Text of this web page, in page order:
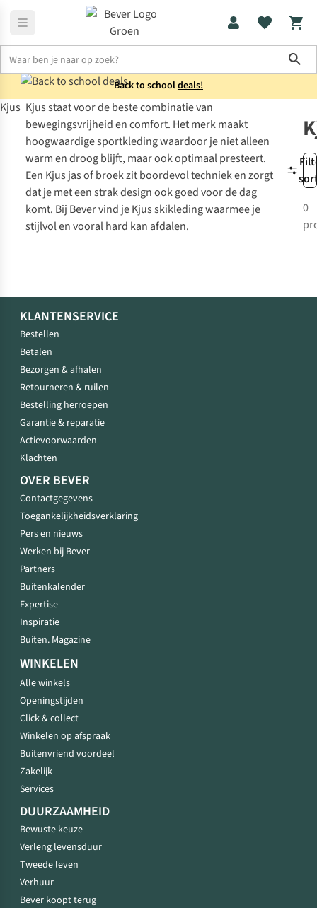
Back to schooldeals!
Merken Kjus
Kjus Kjus staat voor de beste combinatie van
bewegingsvrijheid en comfort. Het merk maakt
hoogwaardige sportkleding waardoor je niet alleen
warm en droog blijft, maar ook optimaal presteert.
Een Kjus jas of broek zit boordevol techniek en zorgt
dat je met een strak design ook goed voor de dag
komt. Bij Bever vind je Kjus skikleding waarmee je
stijlvol en vooral hard kan afdalen.
0
KLANTENSERVICE
Bestellen
Betalen
Bezorgen & afhalen
Retourneren & ruilen
Bestelling herroepen
Garantie & reparatie
Actievoorwaarden
Klachten
OVER BEVER
Contactgegevens
Toegankelijkheidsverklaring
Pers en nieuws
Werken bij Bever
Partners
Buitenkalender
Expertise
Inspiratie
Buiten. Magazine
WINKELEN
Alle winkels
Openingstijden
Click & collect
Winkelen op afspraak
Buitenvriend voordeel
Zakelijk
Services
DUURZAAMHEID
Bewuste keuze
Verleng levensduur
Tweede leven
Verhuur
Bever koopt terug